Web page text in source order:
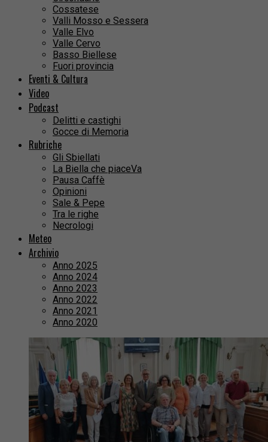
Cossatese
Valli Mosso e Sessera
Valle Elvo
Valle Cervo
Basso Biellese
Fuori provincia
Eventi & Cultura
Video
Podcast
Delitti e castighi
Gocce di Memoria
Rubriche
Gli Sbiellati
La Biella che piaceVa
Pausa Caffè
Opinioni
Sale & Pepe
Tra le righe
Necrologi
Meteo
Archivio
Anno 2025
Anno 2024
Anno 2023
Anno 2022
Anno 2021
Anno 2020